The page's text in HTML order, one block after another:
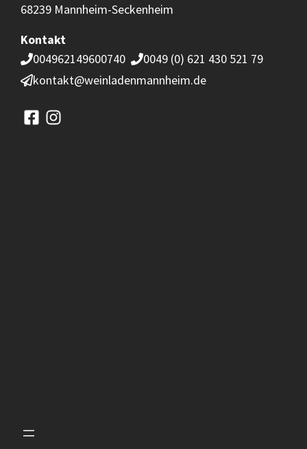
68239 Mannheim-Seckenheim
Kontakt
004962149600740
0049 (0) 621 430 521 79
kontakt@weinladenmannheim.de